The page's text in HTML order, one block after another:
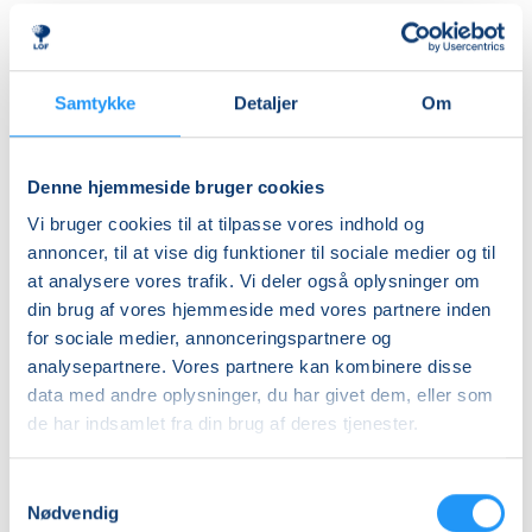
Samtykke Detaljer Om
Denne hjemmeside bruger cookies
Vi bruger cookies til at tilpasse vores indhold og
annoncer, til at vise dig funktioner til sociale medier og til
at analysere vores trafik. Vi deler også oplysninger om
din brug af vores hjemmeside med vores partnere inden
for sociale medier, annonceringspartnere og
analysepartnere. Vores partnere kan kombinere disse
data med andre oplysninger, du har givet dem, eller som
de har indsamlet fra din brug af deres tjenester.
Nødvendig
fækalieudslip er DGI-Byens regler mht. børnenes
badetøj således:
Godkendte blebadebukser er obligatoriske for børn
eller lign. Det er vigtigt, at de er tætsiddende omkring
Blebadebuks skal bæres sammen med en badeble
såsom ’Little Swimmers’.
Badebleer, som fx. "Little Swimmers" er ikke
godkendt alene.
Ved brug af egne blebadebukser, så skal de
overholde reglerne og fremvises og godkendes i
billetsalg.
Godkendte blebadebukser kan købes i billetsalget.
Ledig-KBH
Ledig-FRB
DKK 923,00
DKK 907,00
Studerende-FRB
DKK 923,00
Unge (18-25 år)-KBH
DKK 907,00
Info
903601